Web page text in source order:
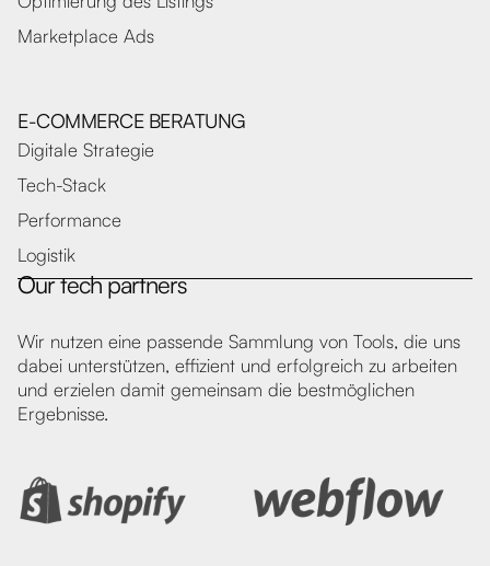
Marketplace Ads
E-COMMERCE BERATUNG
Digitale Strategie
Tech-Stack
Performance
Logistik
Our tech partners
Wir nutzen eine passende Sammlung von Tools, die uns
dabei unterstützen, effizient und erfolgreich zu arbeiten
und erzielen damit gemeinsam die bestmöglichen
Ergebnisse.